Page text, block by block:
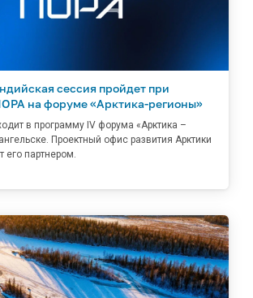
сессия пройдет при
на форуме «Арктика-регионы»
в программу IV форума «Арктика –
Проектный офис развития Арктики
его партнером.